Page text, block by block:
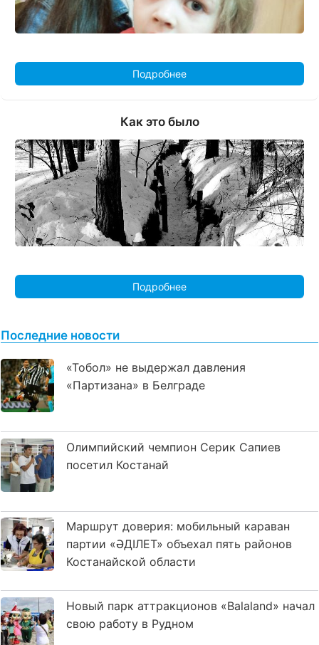
Подробнее
Как это было
Подробнее
Последние новости
«Тобол» не выдержал давления
«Партизана» в Белграде
Олимпийский чемпион Серик Сапиев
посетил Костанай
Маршрут доверия: мобильный караван
партии «ӘДІЛЕТ» объехал пять районов
Костанайской области
Новый парк аттракционов «Balaland» начал
свою работу в Рудном